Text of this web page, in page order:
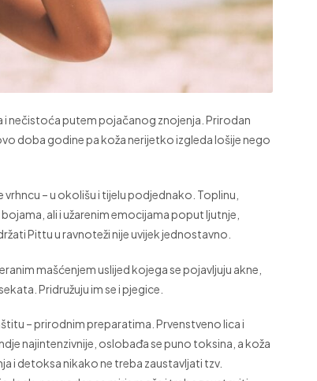
nečistoća putem pojačanog znojenja. Prirodan
doba godine pa koža nerijetko izgleda lošije nego
– u okolišu i tijelu podjednako. Toplinu,
ali i užarenim emocijama poput ljutnje,
Pittu u ravnoteži nije uvijek jednostavno.
mašćenjem uslijed kojega se pojavljuju akne,
Pridružuju im se i pjegice.
– prirodnim preparatima. Prvenstveno lica i
najintenzivnije, oslobađa se puno toksina, a koža
i detoksa nikako ne treba zaustavljati tzv.